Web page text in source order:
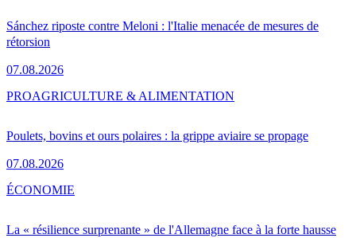
Sánchez riposte contre Meloni : l'Italie menacée de mesures de
rétorsion
07.08.2026
Poulets, bovins et ours polaires : la grippe aviaire se propage
07.08.2026
PROAGRICULTURE & ALIMENTATION
La « résilience surprenante » de l'Allemagne face à la forte hausse
ÉCONOMIE